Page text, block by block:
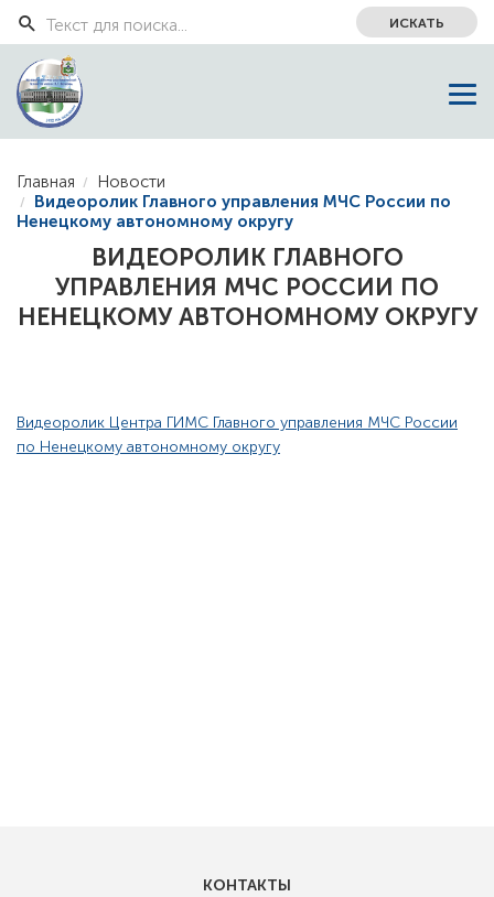
ИСКАТЬ
Главная
Новости
Видеоролик Главного управления МЧС России по
Ненецкому автономному округу
ВИДЕОРОЛИК ГЛАВНОГО
УПРАВЛЕНИЯ МЧС РОССИИ ПО
НЕНЕЦКОМУ АВТОНОМНОМУ ОКРУГУ
Видеоролик Центра ГИМС Главного управления МЧС России
по Ненецкому автономному округу
КОНТАКТЫ